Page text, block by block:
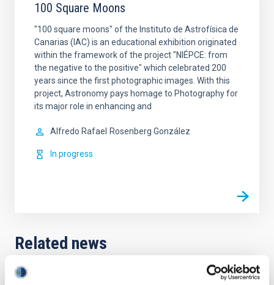
100 Square Moons
"100 square moons" of the Instituto de Astrofísica de
Canarias (IAC) is an educational exhibition originated
within the framework of the project "NIÉPCE: from
the negative to the positive" which celebrated 200
years since the first photographic images. With this
project, Astronomy pays homage to Photography for
its major role in enhancing and
Alfredo Rafael Rosenberg González
In progress
Related news